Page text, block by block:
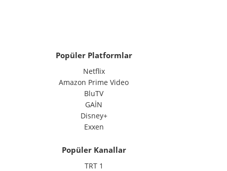
Popüler Platformlar
Netflix
Amazon Prime Video
BluTV
GAİN
Disney+
Exxen
Popüler Kanallar
TRT 1